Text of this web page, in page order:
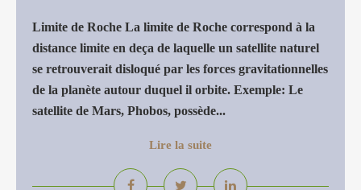
Limite de Roche La limite de Roche correspond à la
distance limite en deça de laquelle un satellite naturel
se retrouverait disloqué par les forces gravitationnelles
de la planète autour duquel il orbite. Exemple: Le
satellite de Mars, Phobos, possède...
Lire la suite